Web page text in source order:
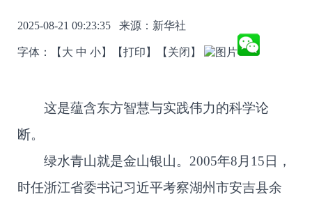
2025-08-21 09:23:35 来源： 新华社
字体：【 大 中 小】 【打印】 【关闭】
这是蕴含东方智慧与实践伟力的科学论
断。
绿水青山就是金山银山。2005年8月15日，
时任浙江省委书记习近平考察湖州市安吉县余